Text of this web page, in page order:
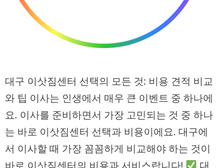
대구 이삿짐센터 선택의 모든 것: 비용 견적 비교
와 팁 이사는 인생에서 매우 큰 이벤트 중 하나에
요. 이사를 준비하면서 가장 고민되는 것 중 하나
는 바로 이삿짐센터 선택과 비용이에요. 대구에
서 이사할 때 가장 꼼꼼하게 비교해야 하는 것이
바로 이삿짐센터의 비용과 서비스랍니다!
대